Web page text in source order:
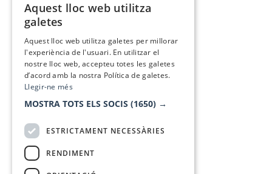
Aquest lloc web utilitza
galetes
Aquest lloc web utilitza galetes per millorar
l'experiència de l'usuari. En utilitzar el
nostre lloc web, accepteu totes les galetes
d’acord amb la nostra Política de galetes.
Llegir-ne més
MOSTRA TOTS ELS SOCIS (1650) →
ESTRICTAMENT NECESSÀRIES
RENDIMENT